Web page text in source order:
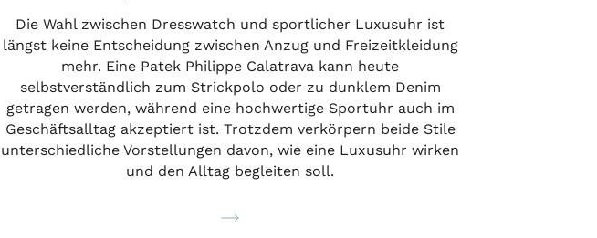
Die Wahl zwischen Dresswatch und sportlicher Luxusuhr ist
längst keine Entscheidung zwischen Anzug und Freizeitkleidung
mehr. Eine Patek Philippe Calatrava kann heute
selbstverständlich zum Strickpolo oder zu dunklem Denim
getragen werden, während eine hochwertige Sportuhr auch im
Geschäftsalltag akzeptiert ist. Trotzdem verkörpern beide Stile
unterschiedliche Vorstellungen davon, wie eine Luxusuhr wirken
und den Alltag begleiten soll.